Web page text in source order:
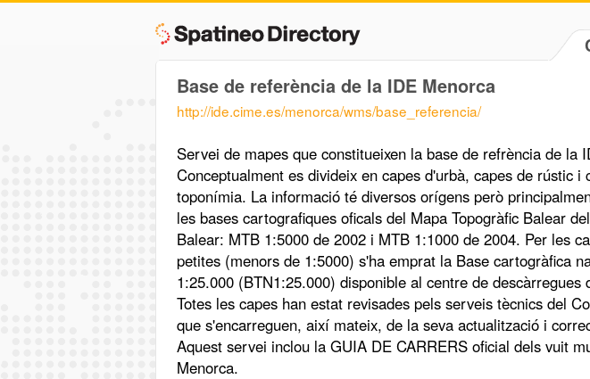
Base de referència de la IDE Menorca
http://ide.cime.es/menorca/wms/base_referencia/
Servei de mapes que constitueixen la base de refrència de la
Conceptualment es divideix en capes d'urbà, capes de rústic i
toponímia. La informació té diversos orígens però
les bases cartografiques oficals del Mapa Topogràfic Balear
Balear: MTB 1:5000 de 2002 i MTB 1:1000 de 2004. Per les
petites (menors de 1:5000) s'ha emprat la Base cartogràfica
1:25.000 (BTN1:25.000) disponible al centre de descàrregues
Totes les capes han estat revisades pels serveis tècnics del
que s'encarreguen, així mateix, de la seva actualització i
Aquest servei inclou la GUIA DE CARRERS oficial dels vuit
Menorca.